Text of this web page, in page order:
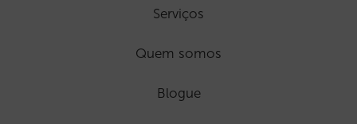
Serviços
Quem somos
Blogue